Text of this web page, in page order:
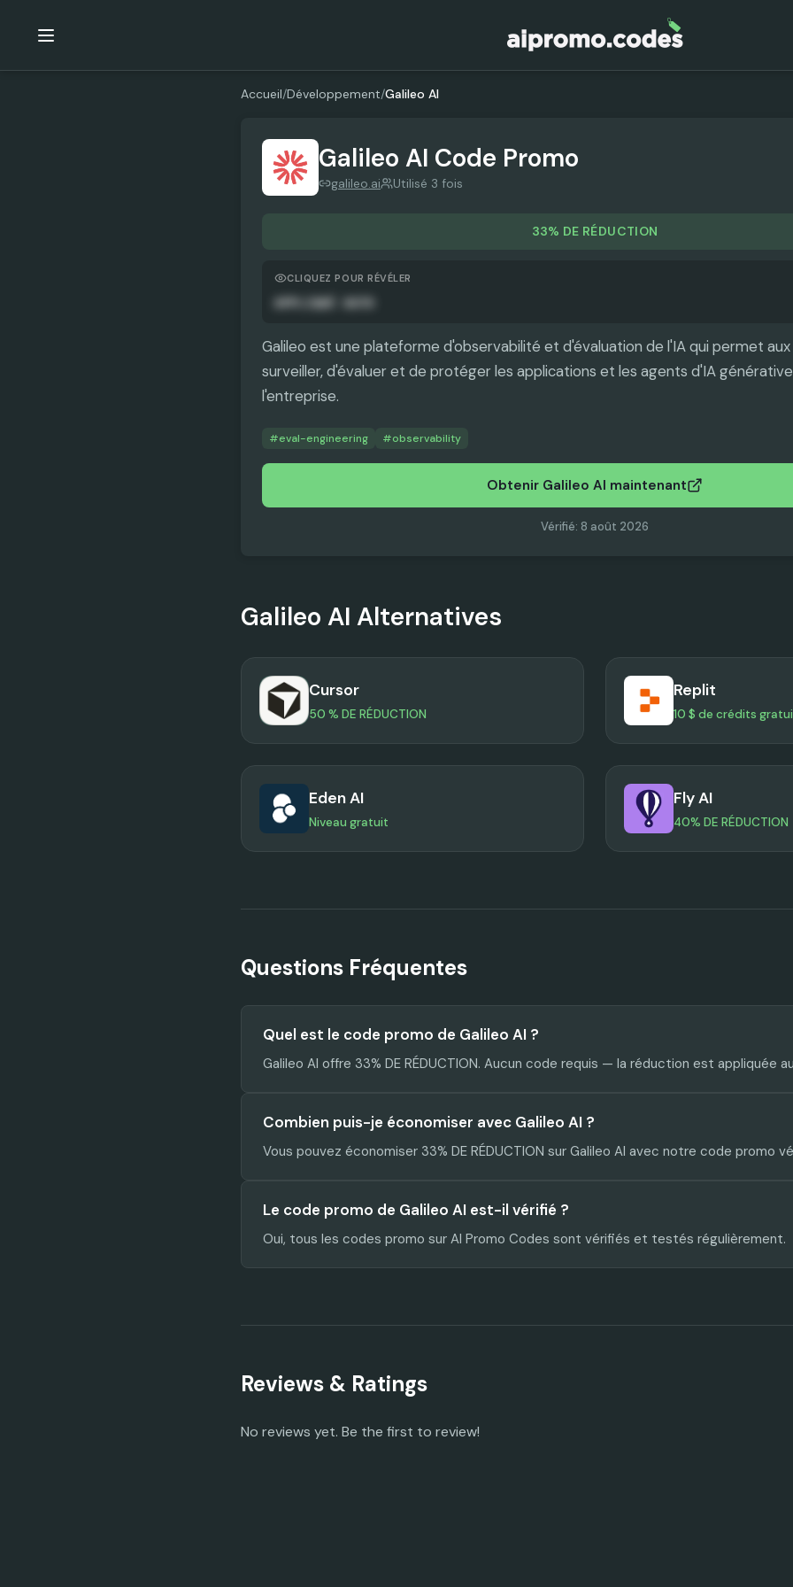
Accueil/Développement/Galileo AI
Galileo AI Code Promo
galileo.ai Utilisé 3 fois
33% DE RÉDUCTION
CLIQUEZ POUR RÉVÉLER
Galileo est une plateforme d'observabilité et d'évaluation de l'IA qui permet
surveiller, d'évaluer et de protéger les applications et les agents d'IA
l'entreprise.
#eval-engineering #observability
Obtenir Galileo AI maintenant
Vérifié: 8 août 2026
Galileo AI Alternatives
Cursor
50 % DE RÉDUCTION
Replit
10 $ de crédits
Eden AI
Niveau gratuit
Fly AI
40% DE RÉDUCTION
Questions Fréquentes
Quel est le code promo de Galileo AI ?
Galileo AI offre 33% DE RÉDUCTION. Aucun code requis — la réduction est appliquée
Combien puis-je économiser avec Galileo AI ?
Vous pouvez économiser 33% DE RÉDUCTION sur Galileo AI avec notre code promo
Le code promo de Galileo AI est-il vérifié ?
Oui, tous les codes promo sur AI Promo Codes sont vérifiés et testés régulièrement.
Reviews & Ratings
No reviews yet. Be the first to review!